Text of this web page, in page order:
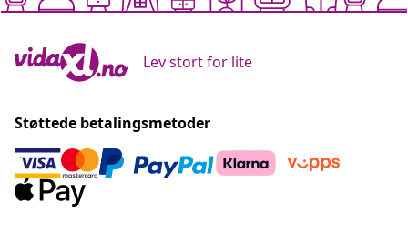
Lev stort for lite
Støttede betalingsmetoder